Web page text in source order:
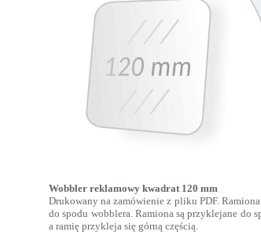
Wobbler reklamowy kwadrat 120 mm
Drukowany na zamówienie z pliku PDF.
do spodu wobblera. Ramiona są przyklejane do
a ramię przykleja się górną częścią.